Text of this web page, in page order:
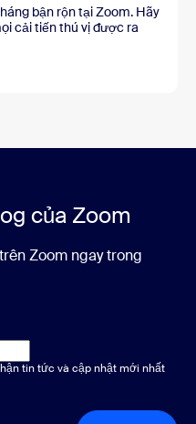
bận rộn tại Zoom. Hãy
cải tiến thú vị được ra
của Zoom
Zoom ngay trong
tin tức và cập nhật mới nhất